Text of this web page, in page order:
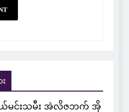
ယ်မင်းသမီး အဲလိဇဘက် အို